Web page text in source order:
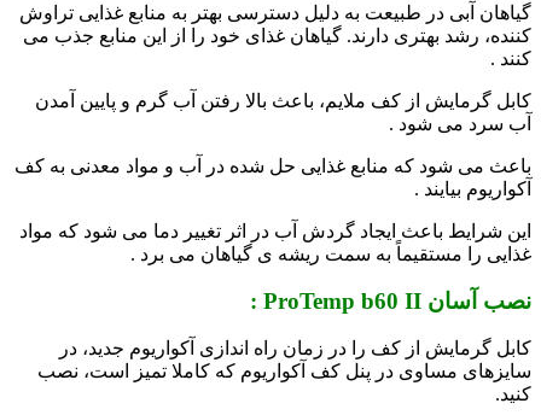
گیاهان آبی در طبیعت به دلیل دسترسی بهتر به منابع غذایی تراوش
کننده، رشد بهتری دارند. گیاهان غذای خود را از این منابع جذب می
کنند .
کابل گرمایش از کف ملایم، باعث بالا رفتن آب گرم و پایین آمدن
آب سرد می شود .
باعث می شود که منابع غذایی حل شده در آب و مواد معدنی به کف
آکواریوم بیایند .
این شرایط باعث ایجاد گردش آب در اثر تغییر دما می شود که مواد
غذایی را مستقیماً به سمت ریشه ی گیاهان می برد .
نصب آسان ProTemp b60 II :
کابل گرمایش از کف را در زمان راه اندازی آکواریوم جدید، در
سایزهای مساوی در پنل کف آکواریوم که کاملا تمیز است، نصب
کنید.